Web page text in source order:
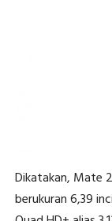
Dikatakan, Mate
berukuran 6,39